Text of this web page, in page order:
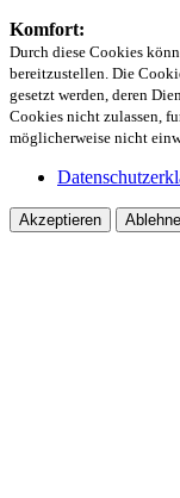
Komfort:
Durch diese Cookies
bereitzustellen. Die
gesetzt werden, deren
Cookies nicht zulassen,
möglicherweise nicht
Akzeptieren